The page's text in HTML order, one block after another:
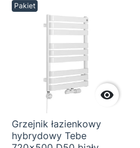
Pakiet

Grzejnik łazienkowy
hybrydowy Tebe